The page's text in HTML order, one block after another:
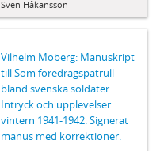
Sven Håkansson
Vilhelm Moberg: Manuskript
till Som föredragspatrull
bland svenska soldater.
Intryck och upplevelser
vintern 1941-1942. Signerat
manus med korrektioner.